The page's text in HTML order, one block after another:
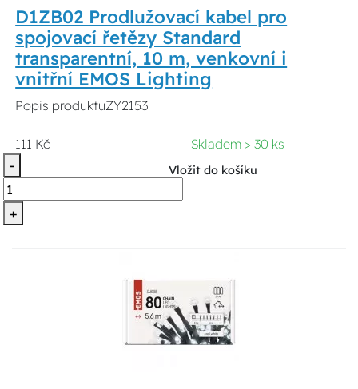
D1ZB02 Prodlužovací kabel pro
spojovací řetězy Standard
transparentní, 10 m, venkovní i
vnitřní EMOS Lighting
Popis produktuZY2153
111 Kč
Skladem > 30 ks
-
+
Vložit do košíku